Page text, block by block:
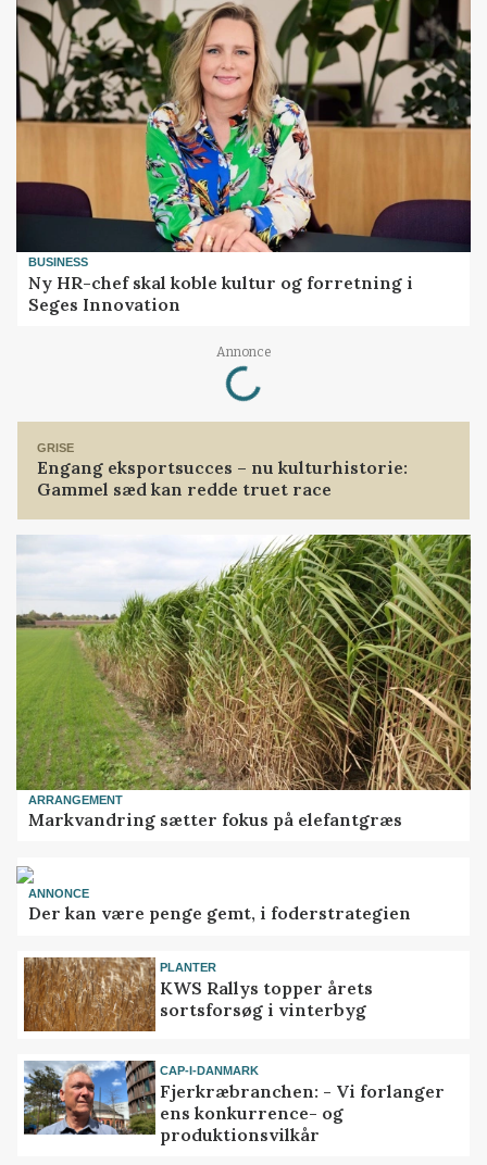
BUSINESS
Ny HR-chef skal koble kultur og forretning i
Seges Innovation
Annonce
Loading...
GRISE
Engang eksportsucces – nu kulturhistorie:
Gammel sæd kan redde truet race
ARRANGEMENT
Markvandring sætter fokus på elefantgræs
ANNONCE
Der kan være penge gemt, i foderstrategien
PLANTER
KWS Rallys topper årets
sortsforsøg i vinterbyg
CAP-I-DANMARK
Fjerkræbranchen: - Vi forlanger
ens konkurrence- og
produktionsvilkår